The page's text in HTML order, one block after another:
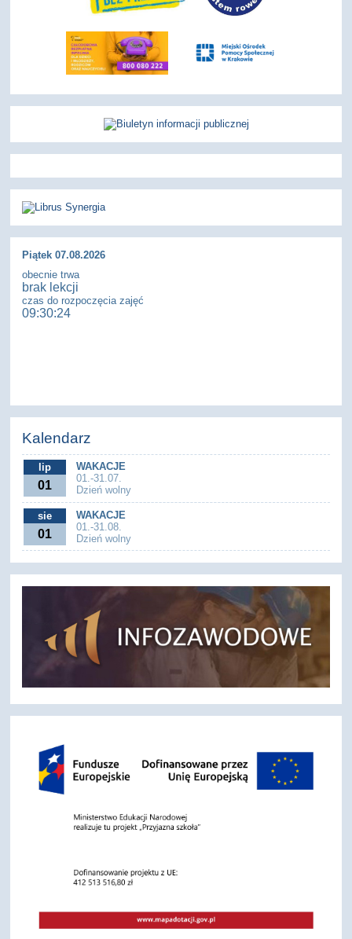
Piątek 07.08.2026
obecnie trwa
brak lekcji
czas do rozpoczęcia zajęć
09:30:23
Kalendarz
lip
01
WAKACJE
01.-31.07.
Dzień wolny
sie
01
WAKACJE
01.-31.08.
Dzień wolny